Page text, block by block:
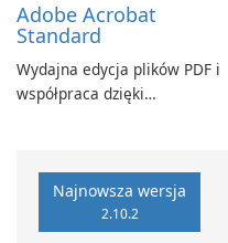
Adobe Acrobat
Standard
Wydajna edycja plików PDF i
współpraca dzięki
Najnowsza wersja
2.10.2